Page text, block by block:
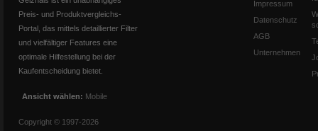
Preis- und Produktvergleichs-
Portal, das mittels detaillierter Filter
und vielfältiger Features eine
optimale Hilfestellung bei der
Kaufentscheidung bietet.
Ansicht wählen: Mobile
Copyright © 1997-2026
Impressum
Datenschutz
AGB
Unternehmen